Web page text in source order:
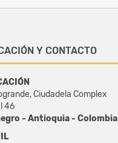
Y CONTACTO
Ciudadela Complex
46
- Antioquia - Colombia